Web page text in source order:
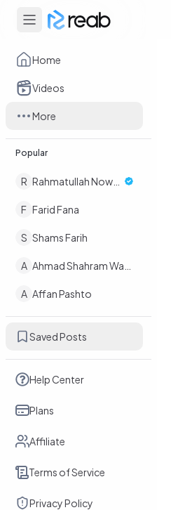
Home
Videos
More
Popular
R
F Farid Fana
S Shams Farih
A
A Affan Pashto
Saved Posts
Help Center
Plans
Affiliate
Terms of Service
Privacy Policy